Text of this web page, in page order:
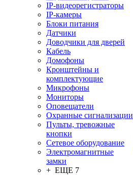
IP-видеорегистраторы
IP-камеры
Блоки питания
Датчики
Доводчики для дверей
Кабель
Домофоны
Кронштейны и
комплектующие
Микрофоны
Мониторы
Оповещатели
Охранные сигнализации
Пульты, тревожные
кнопки
Сетевое оборудование
Электромагнитные
замки
+ ЕЩЕ 7